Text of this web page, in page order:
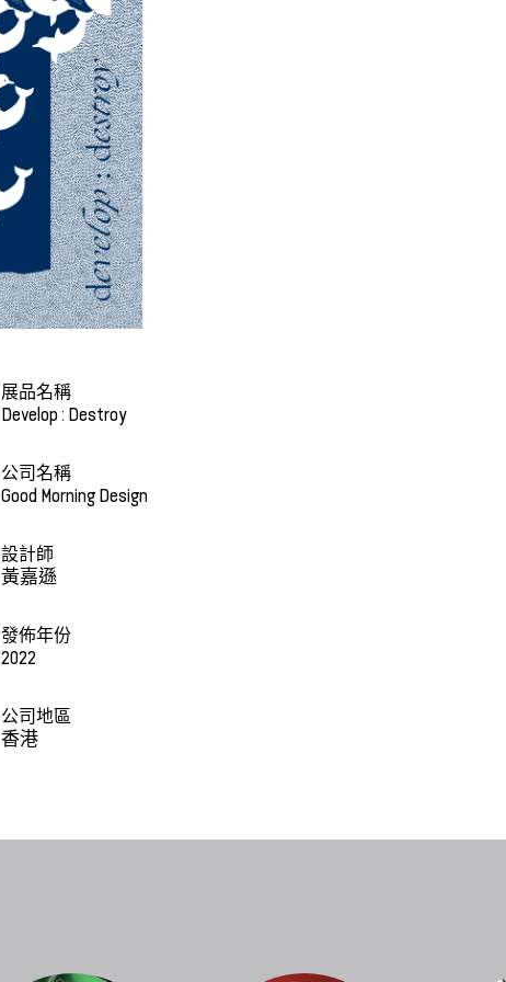
展品名稱
Develop : Destroy
公司名稱
Good Morning Design
設計師
黃嘉遜
發佈年份
2022
公司地區
香港